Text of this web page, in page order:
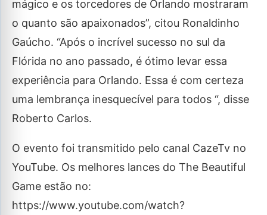
mágico e os torcedores de Orlando mostraram
o quanto são apaixonados”, citou Ronaldinho
Gaúcho. “Após o incrível sucesso no sul da
Flórida no ano passado, é ótimo levar essa
experiência para Orlando. Essa é com certeza
uma lembrança inesquecível para todos “, disse
Roberto Carlos.
O evento foi transmitido pelo canal CazeTv no
YouTube. Os melhores lances do The Beautiful
Game estão no:
https://www.youtube.com/watch?